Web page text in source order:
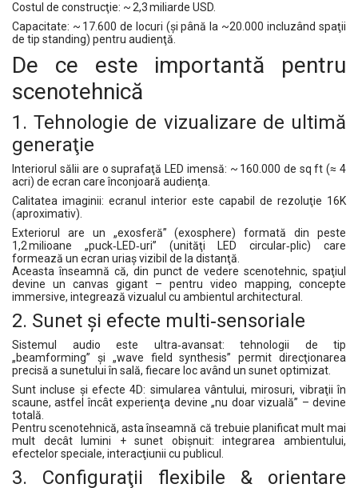
Costul de construcţie: ~ 2,3 miliarde USD.
Capacitate: ~ 17.600 de locuri (și până la ~20.000 incluzând spaţii
de tip standing) pentru audienţă.
De ce este importantă pentru
scenotehnică
1. Tehnologie de vizualizare de ultimă
generaţie
Interiorul sălii are o suprafaţă LED imensă: ~ 160.000 de sq ft (≈ 4
acri) de ecran care înconjoară audienţa.
Calitatea imaginii: ecranul interior este capabil de rezoluţie 16K
(aproximativ).
Exteriorul are un „exosferă” (exosphere) formată din peste
1,2 milioane „puck‑LED‑uri” (unităţi LED circular‑plic) care
formează un ecran uriaş vizibil de la distanţă.
Aceasta înseamnă că, din punct de vedere scenotehnic, spaţiul
devine un canvas gigant – pentru video mapping, concepte
immersive, integrează vizualul cu ambientul architectural.
2. Sunet și efecte multi‑sensoriale
Sistemul audio este ultra‑avansat: tehnologii de tip
„beamforming” şi „wave field synthesis” permit direcţionarea
precisă a sunetului în sală, fiecare loc având un sunet optimizat.
Sunt incluse şi efecte 4D: simularea vântului, mirosuri, vibraţii în
scaune, astfel încât experienţa devine „nu doar vizuală” – devine
totală.
Pentru scenotehnică, asta înseamnă că trebuie planificat mult mai
mult decât lumini + sunet obişnuit: integrarea ambientului,
efectelor speciale, interacţiunii cu publicul.
3. Configuraţii flexibile & orientare